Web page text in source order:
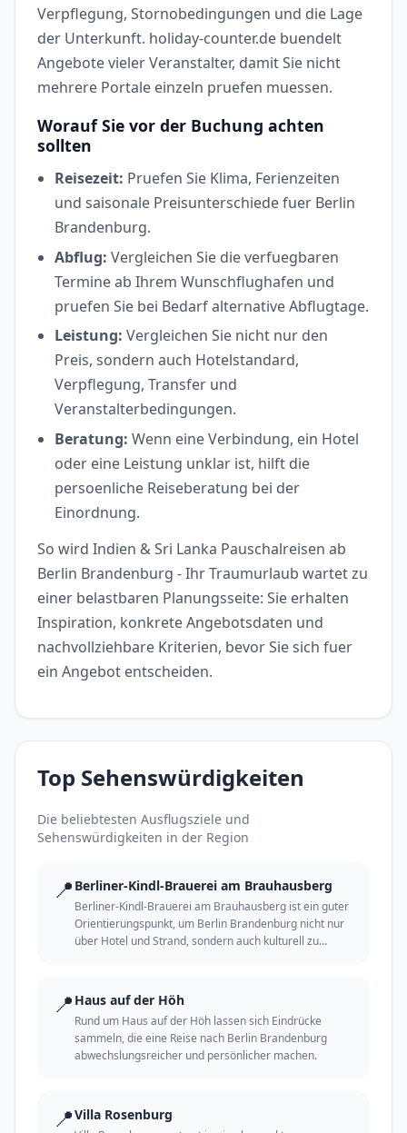
Verpflegung, Stornobedingungen und die Lage
der Unterkunft. holiday-counter.de buendelt
Angebote vieler Veranstalter, damit Sie nicht
mehrere Portale einzeln pruefen muessen.
Worauf Sie vor der Buchung achten
sollten
Reisezeit: Pruefen Sie Klima, Ferienzeiten
und saisonale Preisunterschiede fuer Berlin
Brandenburg.
Abflug: Vergleichen Sie die verfuegbaren
Termine ab Ihrem Wunschflughafen und
pruefen Sie bei Bedarf alternative Abflugtage.
Leistung: Vergleichen Sie nicht nur den
Preis, sondern auch Hotelstandard,
Verpflegung, Transfer und
Veranstalterbedingungen.
Beratung: Wenn eine Verbindung, ein Hotel
oder eine Leistung unklar ist, hilft die
persoenliche Reiseberatung bei der
Einordnung.
So wird Indien & Sri Lanka Pauschalreisen ab
Berlin Brandenburg - Ihr Traumurlaub wartet zu
einer belastbaren Planungsseite: Sie erhalten
Inspiration, konkrete Angebotsdaten und
nachvollziehbare Kriterien, bevor Sie sich fuer
ein Angebot entscheiden.
Top Sehenswürdigkeiten
Die beliebtesten Ausflugsziele und
Sehenswürdigkeiten in der Region
📍 Berliner-Kindl-Brauerei am Brauhausberg
Berliner-Kindl-Brauerei am Brauhausberg ist ein guter
Orientierungspunkt, um Berlin Brandenburg nicht nur
über Hotel und Strand, sondern auch kulturell zu
📍 Haus auf der Höh
Rund um Haus auf der Höh lassen sich Eindrücke
sammeln, die eine Reise nach Berlin Brandenburg
abwechslungsreicher und persönlicher machen.
📍Villa Rosenburg